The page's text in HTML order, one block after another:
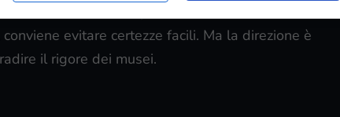
ufficiali completi su mostre o cantieri
evitare certezze facili. Ma la direzione è
il rigore dei musei.